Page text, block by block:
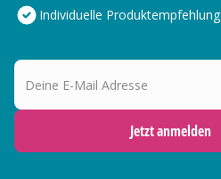
Individuelle Produktempfehlung
Deine E-Mail Adresse
Jetzt anmelden